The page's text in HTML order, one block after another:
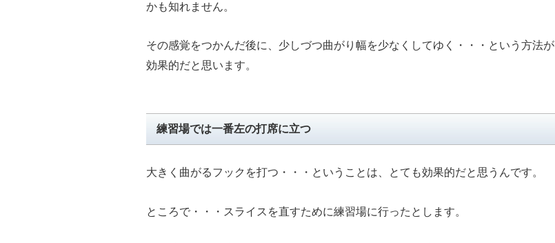
かも知れません。
その感覚をつかんだ後に、少しづつ曲がり幅を少なくしてゆく・・・という方法が
効果的だと思います。
練習場では一番左の打席に立つ
大きく曲がるフックを打つ・・・ということは、とても効果的だと思うんです。
ところで・・・スライスを直すために練習場に行ったとします。